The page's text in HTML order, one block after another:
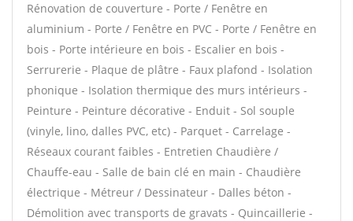
Rénovation de couverture - Porte / Fenêtre en
aluminium - Porte / Fenêtre en PVC - Porte / Fenêtre en
bois - Porte intérieure en bois - Escalier en bois -
Serrurerie - Plaque de plâtre - Faux plafond - Isolation
phonique - Isolation thermique des murs intérieurs -
Peinture - Peinture décorative - Enduit - Sol souple
(vinyle, lino, dalles PVC, etc) - Parquet - Carrelage -
Réseaux courant faibles - Entretien Chaudière /
Chauffe-eau - Salle de bain clé en main - Chaudière
électrique - Métreur / Dessinateur - Dalles béton -
Démolition avec transports de gravats - Quincaillerie -